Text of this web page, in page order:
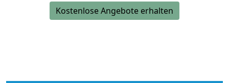
Kostenlose Angebote erhalten